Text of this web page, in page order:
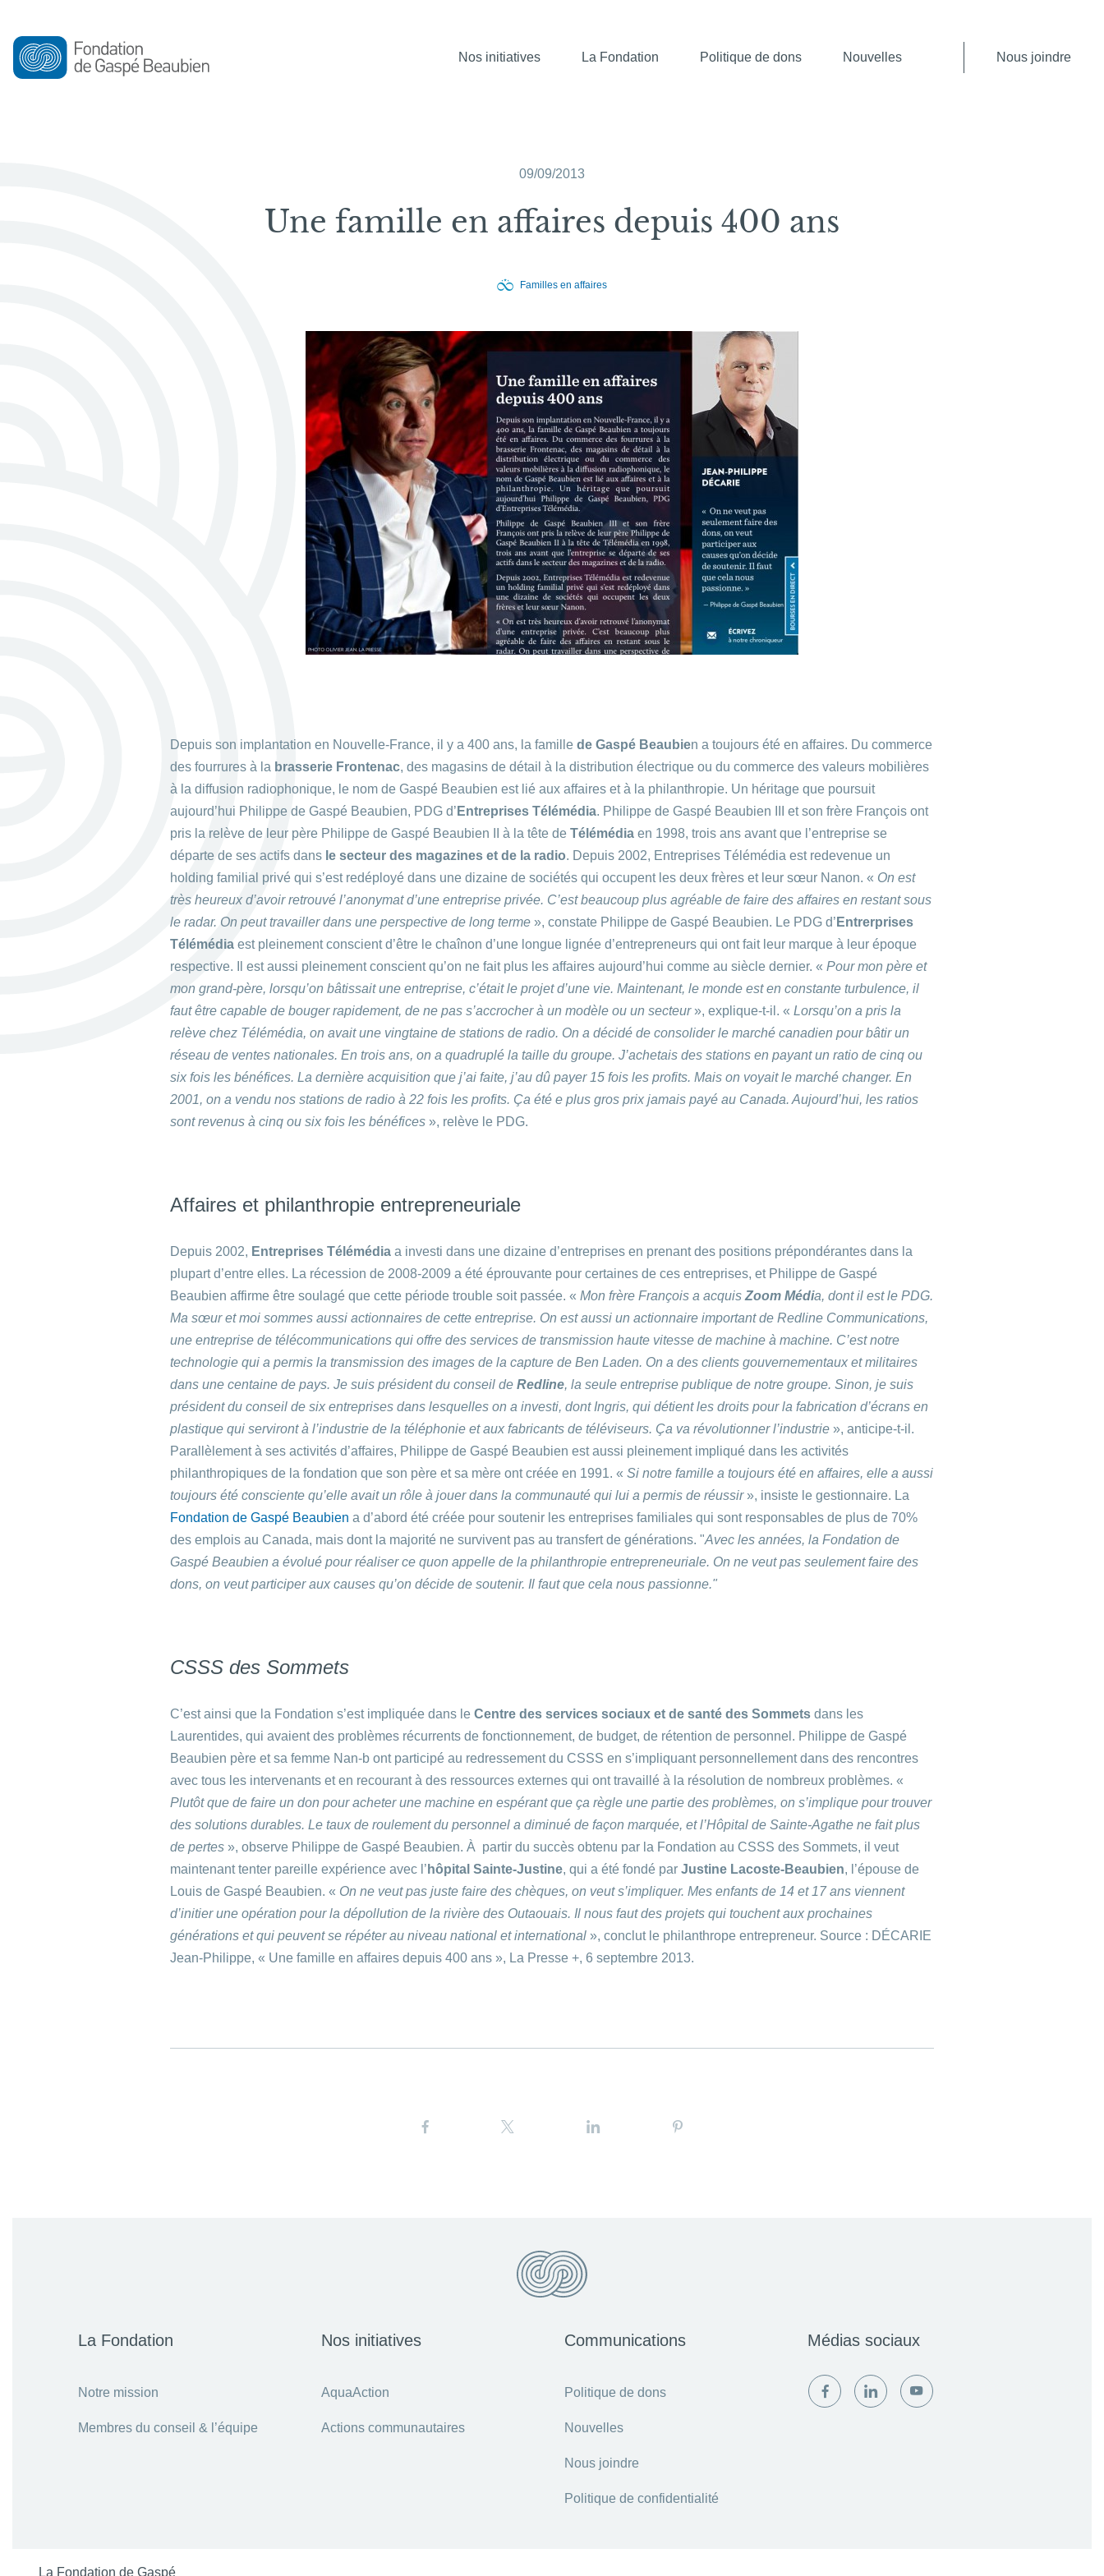
Nos initiatives La Fondation Politique de dons Nouvelles Nous joindre
09/09/2013
Une famille en affaires depuis 400 ans
Familles en affaires
Depuis son implantation en Nouvelle-France, il y a 400 ans, la famille de Gaspé Beaubien a toujours été en affaires. Du commerce
des fourrures à la brasserie Frontenac, des magasins de détail à la distribution électrique ou du commerce des valeurs mobilières
à la diffusion radiophonique, le nom de Gaspé Beaubien est lié aux affaires et à la philanthropie. Un héritage que poursuit
aujourd’hui Philippe de Gaspé Beaubien, PDG d’ Entreprises Télémédia. Philippe de Gaspé Beaubien III et son frère François ont
pris la relève de leur père Philippe de Gaspé Beaubien II à la tête de Télémédia en 1998, trois ans avant que l’entreprise se
départe de ses actifs dans le secteur des magazines et de la radio. Depuis 2002, Entreprises Télémédia est redevenue un
holding familial privé qui s’est redéployé dans une dizaine de sociétés qui occupent les deux frères et leur sœur Nanon. « On est
très heureux d’avoir retrouvé l’anonymat d’une entreprise privée. C’est beaucoup plus agréable de faire des affaires en restant sous
le radar. On peut travailler dans une perspective de long terme », constate Philippe de Gaspé Beaubien. Le PDG d’ Entrerprises
Télémédia est pleinement conscient d’être le chaînon d’une longue lignée d’entrepreneurs qui ont fait leur marque à leur époque
respective. Il est aussi pleinement conscient qu’on ne fait plus les affaires aujourd’hui comme au siècle dernier. « Pour mon père et
mon grand-père, lorsqu’on bâtissait une entreprise, c’était le projet d’une vie. Maintenant, le monde est en constante turbulence, il
faut être capable de bouger rapidement, de ne pas s’accrocher à un modèle ou un secteur», explique-t-il. « Lorsqu’on a pris la
relève chez Télémédia, on avait une vingtaine de stations de radio. On a décidé de consolider le marché canadien pour bâtir un
réseau de ventes nationales. En trois ans, on a quadruplé la taille du groupe. J’achetais des stations en payant un ratio de cinq ou
six fois les bénéfices. La dernière acquisition que j’ai faite, j’au dû payer 15 fois les profits. Mais on voyait le marché changer. En
2001, on a vendu nos stations de radio à 22 fois les profits. Ça été e plus gros prix jamais payé au Canada. Aujourd’hui, les ratios
sont revenus à cinq ou six fois les bénéfices », relève le PDG.
Affaires et philanthropie entrepreneuriale
Depuis 2002, Entreprises Télémédia a investi dans une dizaine d’entreprises en prenant des positions prépondérantes dans la
plupart d’entre elles. La récession de 2008-2009 a été éprouvante pour certaines de ces entreprises, et Philippe de Gaspé
Beaubien affirme être soulagé que cette période trouble soit passée. « Mon frère François a acquis Zoom Média, dont il est le PDG.
Ma sœur et moi sommes aussi actionnaires de cette entreprise. On est aussi un actionnaire important de Redline Communications,
une entreprise de télécommunications qui offre des services de transmission haute vitesse de machine à machine. C’est notre
technologie qui a permis la transmission des images de la capture de Ben Laden. On a des clients gouvernementaux et militaires
dans une centaine de pays. Je suis président du conseil de Redline, la seule entreprise publique de notre groupe. Sinon, je suis
président du conseil de six entreprises dans lesquelles on a investi, dont Ingris, qui détient les droits pour la fabrication d’écrans en
plastique qui serviront à l’industrie de la téléphonie et aux fabricants de téléviseurs. Ça va révolutionner l’industrie », anticipe-t-il.
Parallèlement à ses activités d’affaires, Philippe de Gaspé Beaubien est aussi pleinement impliqué dans les activités
philanthropiques de la fondation que son père et sa mère ont créée en 1991. « Si notre famille a toujours été en affaires, elle a aussi
toujours été consciente qu’elle avait un rôle à jouer dans la communauté qui lui a permis de réussir », insiste le gestionnaire. La
Fondation de Gaspé Beaubien a d’abord été créée pour soutenir les entreprises familiales qui sont responsables de plus de 70%
des emplois au Canada, mais dont la majorité ne survivent pas au transfert de générations. "Avec les années, la Fondation de
Gaspé Beaubien a évolué pour réaliser ce quon appelle de la philanthropie entrepreneuriale. On ne veut pas seulement faire des
dons, on veut participer aux causes qu’on décide de soutenir. Il faut que cela nous passionne."
CSSS des Sommets
C’est ainsi que la Fondation s’est impliquée dans le Centre des services sociaux et de santé des Sommets dans les
Laurentides, qui avaient des problèmes récurrents de fonctionnement, de budget, de rétention de personnel. Philippe de Gaspé
Beaubien père et sa femme Nan-b ont participé au redressement du CSSS en s’impliquant personnellement dans des rencontres
avec tous les intervenants et en recourant à des ressources externes qui ont travaillé à la résolution de nombreux problèmes. «
Plutôt que de faire un don pour acheter une machine en espérant que ça règle une partie des problèmes, on s’implique pour trouver
des solutions durables. Le taux de roulement du personnel a diminué de façon marquée, et l’Hôpital de Sainte-Agathe ne fait plus
de pertes », observe Philippe de Gaspé Beaubien. À partir du succès obtenu par la Fondation au CSSS des Sommets, il veut
maintenant tenter pareille expérience avec l’ hôpital Sainte-Justine, qui a été fondé par Justine Lacoste-Beaubien, l’épouse de
Louis de Gaspé Beaubien. « On ne veut pas juste faire des chèques, on veut s’impliquer. Mes enfants de 14 et 17 ans viennent
d’initier une opération pour la dépollution de la rivière des Outaouais. Il nous faut des projets qui touchent aux prochaines
générations et qui peuvent se répéter au niveau national et international », conclut le philanthrope entrepreneur. Source : DÉCARIE
Jean-Philippe, « Une famille en affaires depuis 400 ans », La Presse +, 6 septembre 2013.
facebook pinterest
La Fondation
Notre mission
Membres du conseil & l’équipe
Nos initiatives
AquaAction
Actions communautaires
Communications
Politique de dons
Nouvelles
Nous joindre
Politique de confidentialité
Médias sociaux
facebooklinkedin youtube
La Fondation de Gaspé